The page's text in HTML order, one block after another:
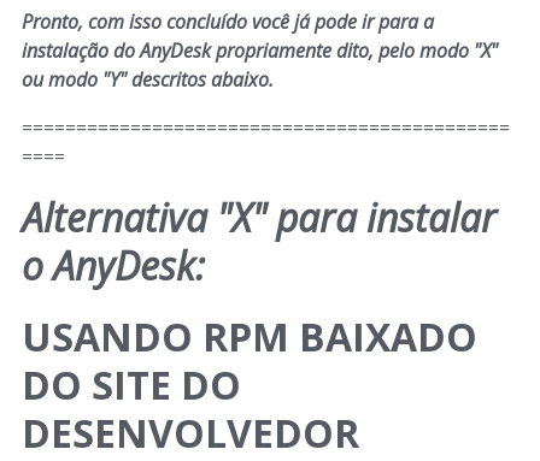
Pronto, com isso concluído você já pode ir para a
instalação do AnyDesk propriamente dito, pelo modo "X"
ou modo "Y" descritos abaixo.
=============================================
====
Alternativa "X" para instalar
o AnyDesk:
USANDO RPM BAIXADO
DO SITE DO
DESENVOLVEDOR